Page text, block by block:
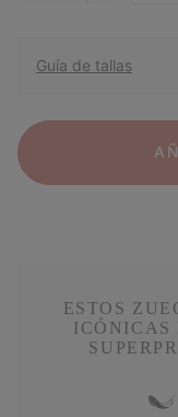
Guía de tallas
ESTOS
ICÓNICAS